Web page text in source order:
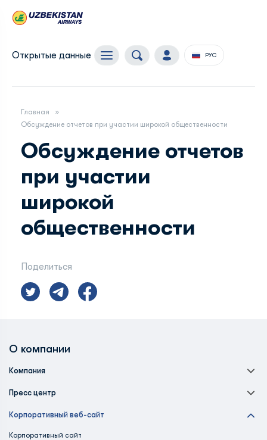
Открытые данные РУС
Главная
Обсуждение отчетов при участии широкой общественности
Обсуждение отчетов
при участии
широкой
общественности
Поделиться
О компании
Компания
Пресс центр
Корпоративный веб-сайт
Корпоративный сайт